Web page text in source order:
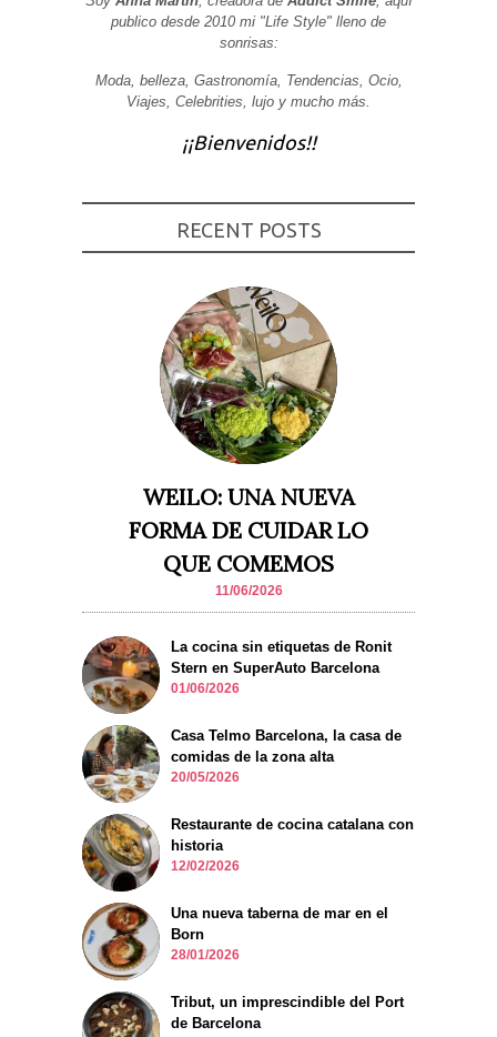
publico desde 2010 mi "Life Style" lleno de
sonrisas:
Moda, belleza, Gastronomía, Tendencias, Ocio,
Viajes, Celebrities, lujo y mucho más.
¡¡Bienvenidos!!
RECENT POSTS
WEILO: UNA NUEVA
FORMA DE CUIDAR LO
QUE COMEMOS
11/06/2026
La cocina sin etiquetas de Ronit
Stern en SuperAuto Barcelona
01/06/2026
Casa Telmo Barcelona, la casa de
comidas de la zona alta
20/05/2026
Restaurante de cocina catalana con
historia
12/02/2026
Una nueva taberna de mar en el
Born
28/01/2026
Tribut, un imprescindible del Port
de Barcelona
Experiencia
funcione lo
desaparecerán